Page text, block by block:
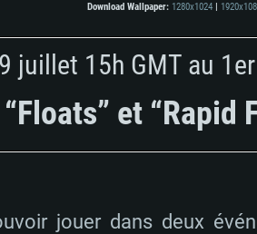
Download Wallpaper: 1280x1024 |
juillet 15h GMT au
et
jouer dans deux